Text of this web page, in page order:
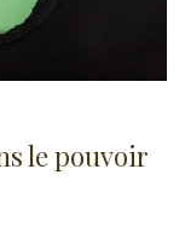
le pouvoir